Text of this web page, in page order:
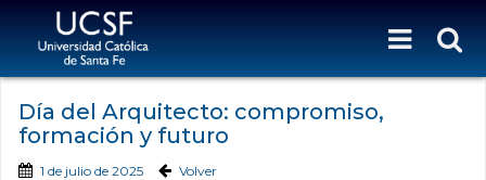
Día del Arquitecto: compromiso,
formación y futuro
1 de julio de 2025 Volver